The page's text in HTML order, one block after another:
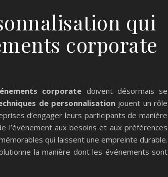
qui
corporate
corporate doivent désormais se
de personnalisationjouent un rôle
d’engager leurs participants de manière
l’événement aux besoins et aux préférences
qui laissent une empreinte durable.
la manière dont les événements sont